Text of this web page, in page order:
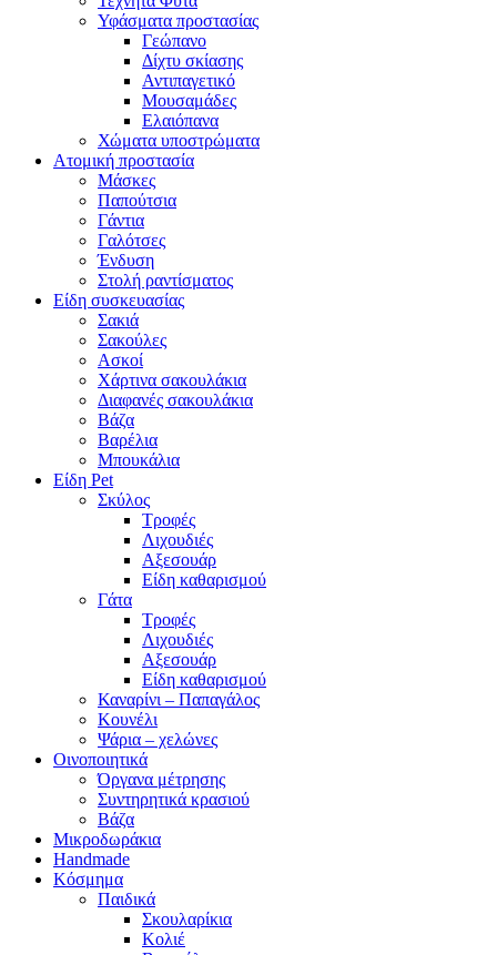
Υφάσματα προστασίας
Γεώπανο
Δίχτυ σκίασης
Αντιπαγετικό
Μουσαμάδες
Ελαιόπανα
Χώματα υποστρώματα
Ατομική προστασία
Μάσκες
Παπούτσια
Γάντια
Γαλότσες
Ένδυση
Στολή ραντίσματος
Είδη συσκευασίας
Σακιά
Σακούλες
Ασκοί
Χάρτινα σακουλάκια
Διαφανές σακουλάκια
Βάζα
Βαρέλια
Μπουκάλια
Είδη Pet
Σκύλος
Τροφές
Λιχουδιές
Αξεσουάρ
Είδη καθαρισμού
Γάτα
Τροφές
Λιχουδιές
Αξεσουάρ
Είδη καθαρισμού
Καναρίνι – Παπαγάλος
Κουνέλι
Ψάρια – χελώνες
Οινοποιητικά
Όργανα μέτρησης
Συντηρητικά κρασιού
Βάζα
Μικροδωράκια
Handmade
Κόσμημα
Παιδικά
Σκουλαρίκια
Κολιέ